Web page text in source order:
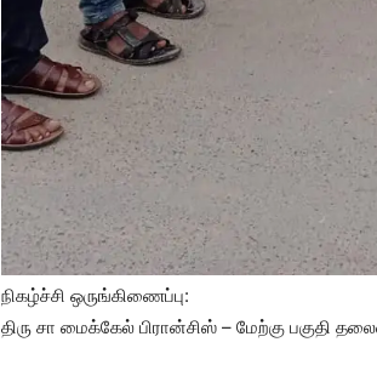
நிகழ்ச்சி ஒருங்கிணைப்பு:
திரு சா மைக்கேல் பிரான்சிஸ் – மேற்கு பகுதி